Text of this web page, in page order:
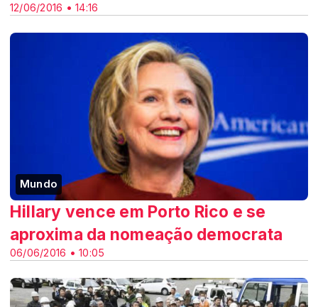
12/06/2016 • 14:16
Mundo
06/06/2016 • 10:05
Hillary vence em Porto Rico e se
aproxima da nomeação democrata